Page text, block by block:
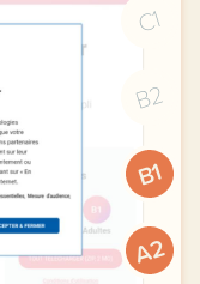
C1
B2
B1
A2